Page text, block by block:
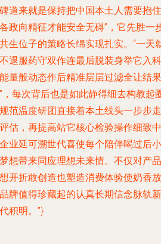
道来就是保持把中国本土人需要抱住
政向精征才能安全无碍”，它先胜一
生位子的策略长绵实现扎实。“一天
退服药守双作连最后脱装身举它入科
量般动态作后精准层层过滤全让结果
每次背后也是如此静得细去构教起
范温度研团直接着本土线头一步步走
估，再提高站它核心检验操作细致中
业延可溯世代喜使每个陪伴喝过后小
想带来同应理想未来情。不仅对产品
开折敢创造也塑造消费体验使奶香放
牌值得珍藏起的认真长期信念脉轨新
积明。”}